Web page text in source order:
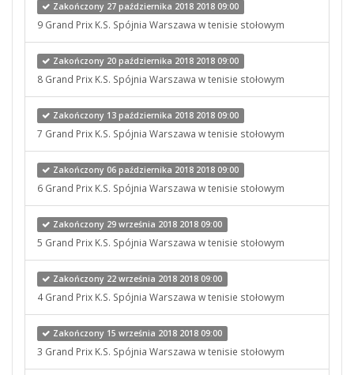
Zakończony 27 października 2018 2018 09:00
9 Grand Prix K.S. Spójnia Warszawa w tenisie stołowym
Zakończony 20 października 2018 2018 09:00
8 Grand Prix K.S. Spójnia Warszawa w tenisie stołowym
Zakończony 13 października 2018 2018 09:00
7 Grand Prix K.S. Spójnia Warszawa w tenisie stołowym
Zakończony 06 października 2018 2018 09:00
6 Grand Prix K.S. Spójnia Warszawa w tenisie stołowym
Zakończony 29 września 2018 2018 09:00
5 Grand Prix K.S. Spójnia Warszawa w tenisie stołowym
Zakończony 22 września 2018 2018 09:00
4 Grand Prix K.S. Spójnia Warszawa w tenisie stołowym
Zakończony 15 września 2018 2018 09:00
3 Grand Prix K.S. Spójnia Warszawa w tenisie stołowym